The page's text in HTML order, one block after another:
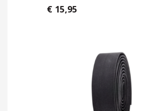
€ 15,95